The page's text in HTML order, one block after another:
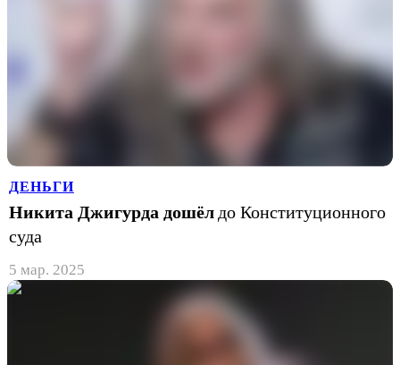
ДЕНЬГИ
Никита Джигурда дошёл до Конституционного
суда
5 мар. 2025